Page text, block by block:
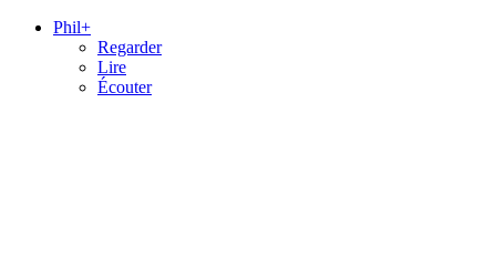
Phil+
Regarder
Lire
Écouter